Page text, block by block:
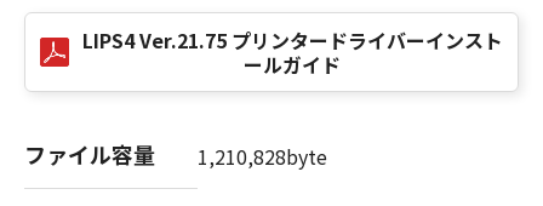
用されます：The SOFTWARE is a "commercial
item," as that term is defined at 48 C.F.R.
2.101 (Oct 1995), consisting of "commercial
terms are used in 48 C.F.R. 12.212 (Sept 1995).
Consistent with 48 C.F.R. 12.212 and 48 C.F.R.
LIPS4 Ver.21.75 プリンタードライバーインスト
ールガイド
ファイル容量 1,210,828byte